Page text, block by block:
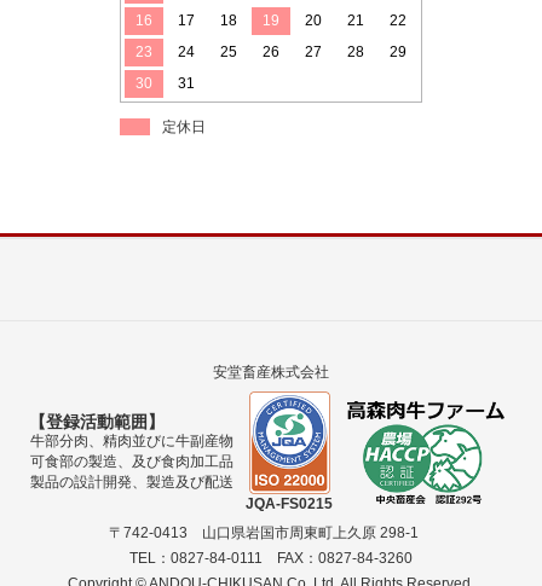
16
17 18 19 20 21
22
23
24 25 26 27 28
29
30
31
定休日
安堂畜産株式会社
【登録活動範囲】
牛部分肉、精肉並びに牛副産物
可食部の製造、及び食肉加工品
製品の設計開発、製造及び配送
JQA-FS0215
〒742-0413 山口県岩国市周東町上久原 298-1
TEL：0827-84-0111 FAX：0827-84-3260